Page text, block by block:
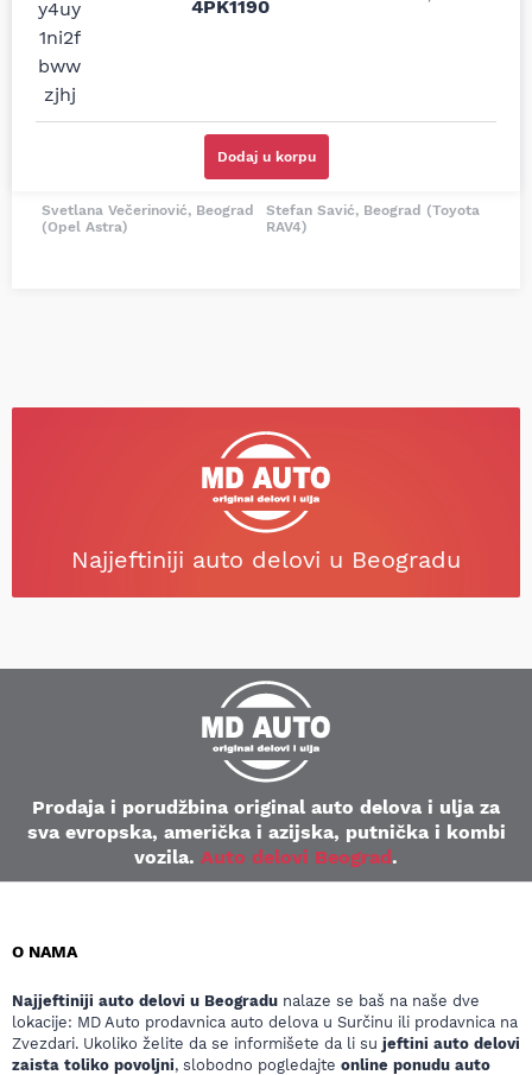
4PK1190
Dodaj u korpu
i definitivno najbolje
cene su ovde. Kupila
sam više puta auto
delove iz MD Auto. Uvek
dobra preporuka za
odgovarajuću opremu.
Svetlana Večerinović, Beograd
(Opel Astra)
tačan naziv i tip
preporučio
odgovarajućeg
proizvođača.
Stefan Savić, Beograd (Toyota
RAV4)
Najjeftiniji auto delovi u Beogradu
Prodaja i porudžbina original auto delova i ulja za
sva evropska, američka i azijska, putnička i kombi
vozila. Auto delovi Beograd.
O NAMA
Najjeftiniji auto delovi u Beogradu nalaze se baš na naše dve
lokacije: MD Auto prodavnica auto delova u Surčinu ili prodavnica na
Zvezdari. Ukoliko želite da se informišete da li su jeftini auto delovi
zaista toliko povoljni, slobodno pogledajte online ponudu auto